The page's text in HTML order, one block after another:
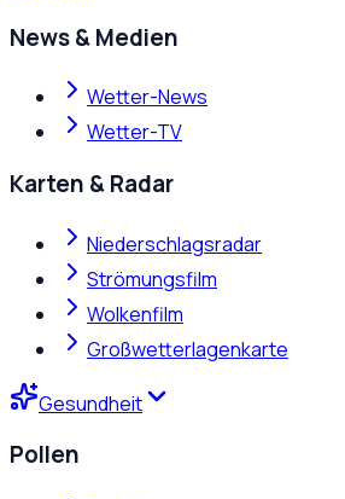
News & Medien
Wetter-News
Wetter-TV
Karten & Radar
Niederschlagsradar
Strömungsfilm
Wolkenfilm
Großwetterlagenkarte
Gesundheit
Pollen